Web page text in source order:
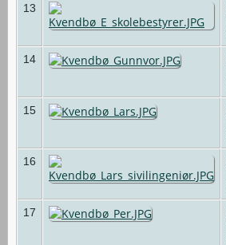
13
14
15
16
17